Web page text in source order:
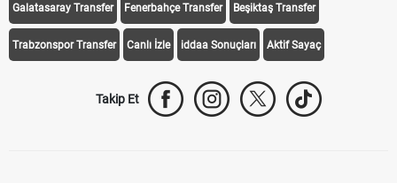
Galatasaray Transfer Fenerbahçe Transfer Beşiktaş Transfer
Trabzonspor Transfer Canlı İzle iddaa Sonuçları Aktif Sayaç
Takip Et